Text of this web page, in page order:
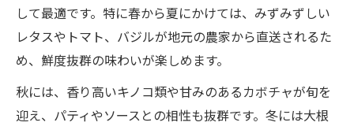
して最適です。特に春から夏にかけては、みずみずしい
レタスやトマト、バジルが地元の農家から直送されるた
め、鮮度抜群の味わいが楽しめます。
秋には、香り高いキノコ類や甘みのあるカボチャが旬を
迎え、パティやソースとの相性も抜群です。冬には大根